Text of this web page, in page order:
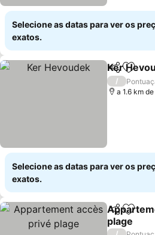
Selecione as datas para ver os
exatos.
Partilhar
Ker
/
a 1.6 km
Selecione as datas para ver os
exatos.
Partilhar
plage